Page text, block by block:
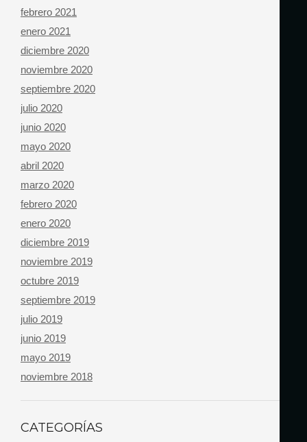
febrero 2021
enero 2021
diciembre 2020
noviembre 2020
septiembre 2020
julio 2020
junio 2020
mayo 2020
abril 2020
marzo 2020
febrero 2020
enero 2020
diciembre 2019
noviembre 2019
octubre 2019
septiembre 2019
julio 2019
junio 2019
mayo 2019
noviembre 2018
CATEGORÍAS